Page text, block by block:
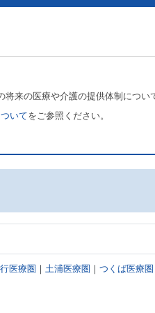
来の医療や介護の提供体制につ
いてをご参照ください。
医療圏 ｜土浦医療圏 ｜つくば医療圏